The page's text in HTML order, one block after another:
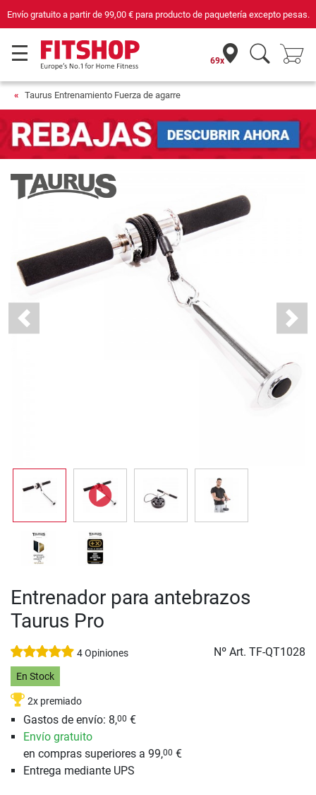
pesas. Compra con seguridad en Fitshop, comercio con sello de Confianza
69x
Taurus Entrenamiento Fuerza de agarre
Previous Next
Entrenador para antebrazos
Taurus Pro
4 Opiniones Nº Art. TF-QT1028
En Stock
2x premiado
Gastos de envío: 8,00 €
Envío gratuito
en compras superiores a 99,00 €
Entrega mediante UPS